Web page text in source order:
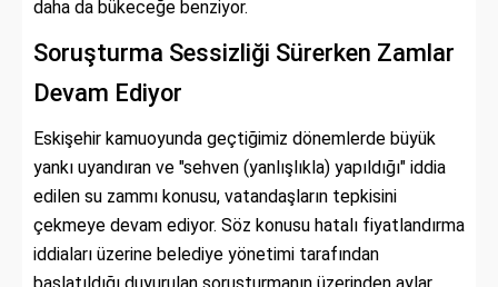
daha da bükeceğe benziyor.
Soruşturma Sessizliği Sürerken Zamlar
Devam Ediyor
Eskişehir kamuoyunda geçtiğimiz dönemlerde büyük
yankı uyandıran ve "sehven (yanlışlıkla) yapıldığı" iddia
edilen su zammı konusu, vatandaşların tepkisini
çekmeye devam ediyor. Söz konusu hatalı fiyatlandırma
iddiaları üzerine belediye yönetimi tarafından